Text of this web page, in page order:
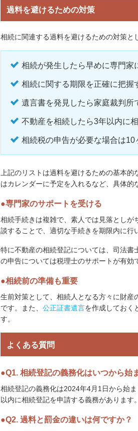
過料を避けるための対策
相続に関連する過料を避けるための対策と
相続が発生したら早めに専門家
相続に関する期限を正確に把握
遺言書を発見したら家庭裁判所
不動産を相続したら3年以内に
相続税の申告が必要な場合は10
上記のリストは過料を避けるための基本
はカレンダーに予定を入れるなど、具体的
専門家のサポートを受ける
相続手続きは複雑で、素人では見落とし
談することで、適切な手続きを期限内に行
特に不動産の相続登記については、司法
の申告については税理士のサポートが有効
相続前の準備も重要
生前対策として、相続人となる方々に財
です。また、 公正証書遺言を作成しておく
す。
よくある質問
Q1. 相続登記の義務化はいつから始
相続登記の義務化は2024年4月1日から始
以内に相続登記を申請する義務があります
Q2. 過料と罰金の違いは何ですか？